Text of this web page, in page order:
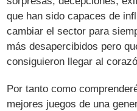
que han sido capaces de
cambiar el sector para
más desapercibidos pero
consiguieron llegar al
Por tanto como
mejores juegos de una